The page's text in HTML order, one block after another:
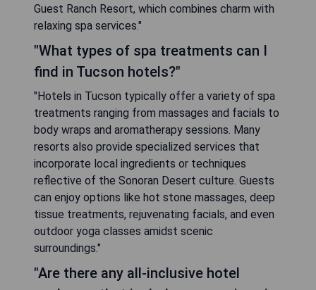
Guest Ranch Resort, which combines charm with
relaxing spa services."
"What types of spa treatments can I
find in Tucson hotels?"
"Hotels in Tucson typically offer a variety of spa
treatments ranging from massages and facials to
body wraps and aromatherapy sessions. Many
resorts also provide specialized services that
incorporate local ingredients or techniques
reflective of the Sonoran Desert culture. Guests
can enjoy options like hot stone massages, deep
tissue treatments, rejuvenating facials, and even
outdoor yoga classes amidst scenic
surroundings."
"Are there any all-inclusive hotel